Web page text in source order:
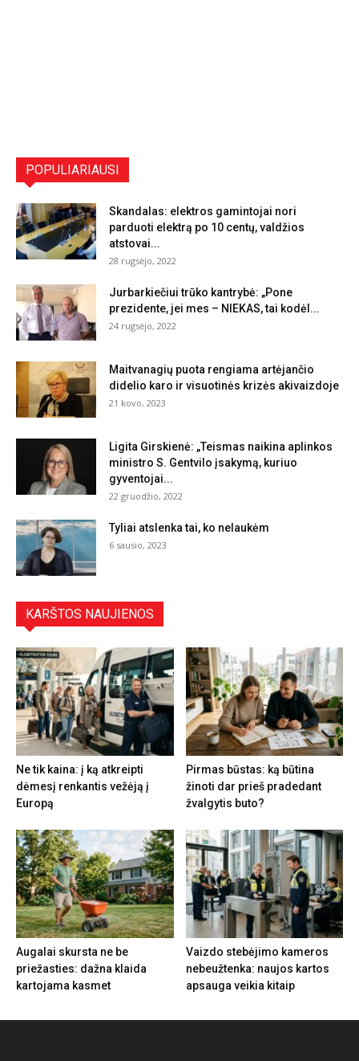
POPULIARIAUSI
Skandalas: elektros gamintojai nori
parduoti elektrą po 10 centų, valdžios
atstovai...
28 rugsėjo, 2022
Jurbarkiečiui trūko kantrybė: „Pone
prezidente, jei mes – NIEKAS, tai kodėl...
24 rugsėjo, 2022
Maitvanagių puota rengiama artėjančio
didelio karo ir visuotinės krizės akivaizdoje
21 kovo, 2023
Ligita Girskienė: „Teismas naikina aplinkos
ministro S. Gentvilo įsakymą, kuriuo
gyventojai...
22 gruodžio, 2022
Tyliai atslenka tai, ko nelaukėm
6 sausio, 2023
KARŠTOS NAUJIENOS
Ne tik kaina: į ką atkreipti
dėmesį renkantis vežėją į
Europą
Pirmas būstas: ką būtina
žinoti dar prieš pradedant
žvalgytis buto?
Augalai skursta ne be
priežasties: dažna klaida
kartojama kasmet
Vaizdo stebėjimo kameros
nebeužtenka: naujos kartos
apsauga veikia kitaip